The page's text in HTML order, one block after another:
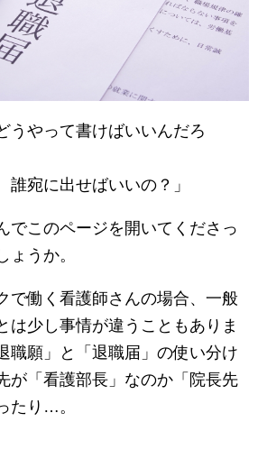
うやって書けばいいんだろ
誰宛に出せばいいの？」
でこのページを開いてくださっ
ょうか。
で働く看護師さんの場合、一般
は少し事情が違うこともありま
職願」と「退職届」の使い分け
が「看護部長」なのか「院長先
たり…。